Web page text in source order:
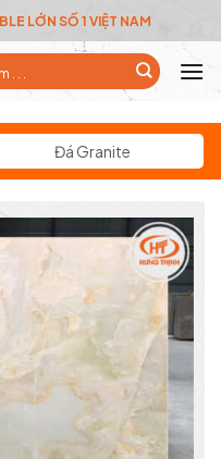
LỚN SỐ 1 VIỆT NAM
Đá Granite